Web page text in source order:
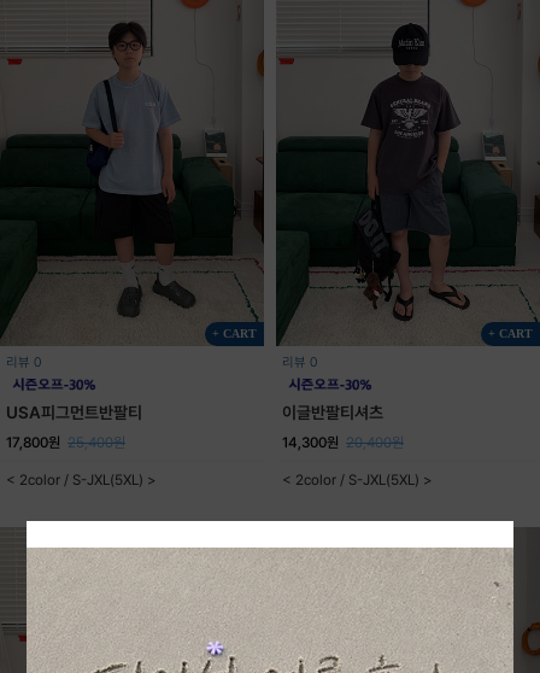
+ CART
리뷰 0
USA피그먼트반팔티
17,800원 25,400원
< 2color / S-JXL(5XL) >
+ CART
리뷰 0
이글반팔티셔츠
14,300원 20,400원
< 2color / S-JXL(5XL) >